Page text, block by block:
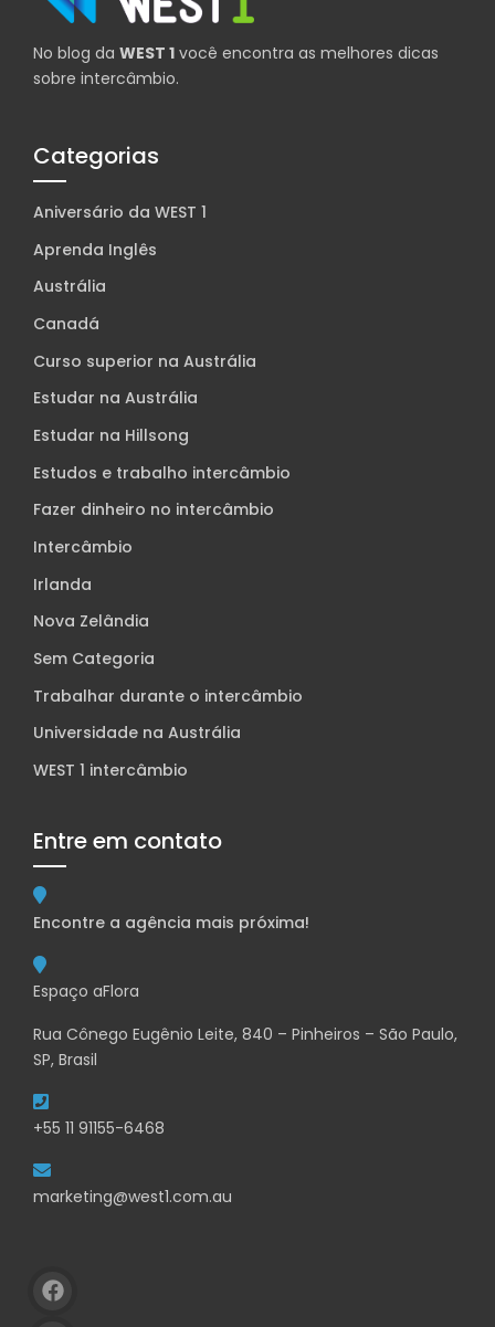
No blog da WEST 1 você encontra as melhores dicas
sobre intercâmbio.
Categorias
Aniversário da WEST 1
Aprenda Inglês
Austrália
Canadá
Curso superior na Austrália
Estudar na Austrália
Estudar na Hillsong
Estudos e trabalho intercâmbio
Fazer dinheiro no intercâmbio
Intercâmbio
Irlanda
Nova Zelândia
Sem Categoria
Trabalhar durante o intercâmbio
Universidade na Austrália
WEST 1 intercâmbio
Entre em contato
Encontre a agência mais próxima!
Espaço aFlora
Rua Cônego Eugênio Leite, 840 – Pinheiros – São Paulo,
SP, Brasil
+55 11 91155-6468
marketing@west1.com.au